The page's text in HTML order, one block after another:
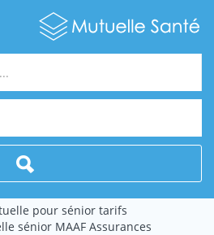
pour sénior tarifs
sénior MAAF Assurances